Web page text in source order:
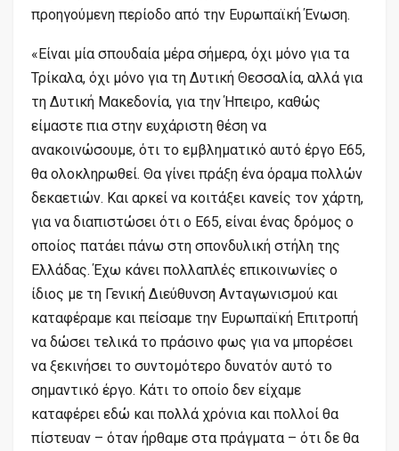
προηγούμενη περίοδο από την Ευρωπαϊκή Ένωση.
«Είναι μία σπουδαία μέρα σήμερα, όχι μόνο για τα
Τρίκαλα, όχι μόνο για τη Δυτική Θεσσαλία, αλλά για
τη Δυτική Μακεδονία, για την Ήπειρο, καθώς
είμαστε πια στην ευχάριστη θέση να
ανακοινώσουμε, ότι το εμβληματικό αυτό έργο Ε65,
θα ολοκληρωθεί. Θα γίνει πράξη ένα όραμα πολλών
δεκαετιών. Και αρκεί να κοιτάξει κανείς τον χάρτη,
για να διαπιστώσει ότι ο Ε65, είναι ένας δρόμος ο
οποίος πατάει πάνω στη σπονδυλική στήλη της
Ελλάδας. Έχω κάνει πολλαπλές επικοινωνίες ο
ίδιος με τη Γενική Διεύθυνση Ανταγωνισμού και
καταφέραμε και πείσαμε την Ευρωπαϊκή Επιτροπή
να δώσει τελικά το πράσινο φως για να μπορέσει
να ξεκινήσει το συντομότερο δυνατόν αυτό το
σημαντικό έργο. Κάτι το οποίο δεν είχαμε
καταφέρει εδώ και πολλά χρόνια και πολλοί θα
πίστευαν – όταν ήρθαμε στα πράγματα – ότι δε θα